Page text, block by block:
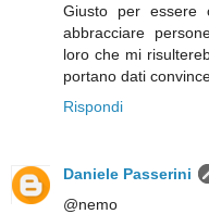
Giusto per essere
abbracciare
loro che mi
portano dati
Rispondi
Daniele Passerini
@nemo